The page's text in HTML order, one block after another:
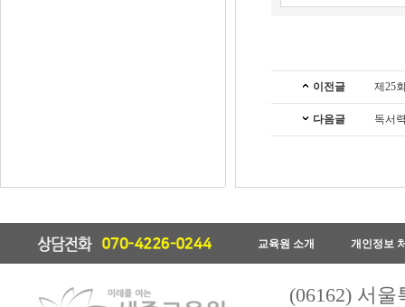
이전글 제25
다음글 독서
교육원 소개 개인정보
(06162) 서